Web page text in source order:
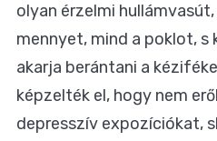
olyan érzelmi
mennyet, mind a poklot, s
akarja berántani a
képzelték el, hogy nem
depresszív expozíciókat,